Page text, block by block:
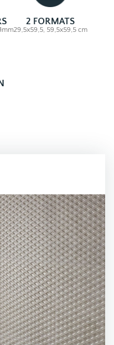
2 FORMATS
29,5x59,5, 59,5x59,5 cm